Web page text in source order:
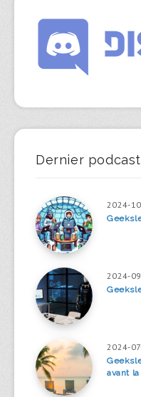
Dernier podcast
2024-
2024-
2024-
avant